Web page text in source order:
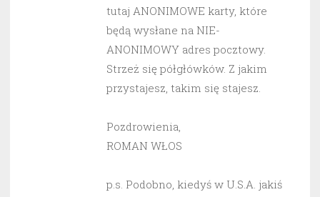
tutaj ANONIMOWE karty, które
będą wysłane na NIE-
ANONIMOWY adres pocztowy.
Strzeż się półgłówków. Z jakim
przystajesz, takim się stajesz.
Pozdrowienia,
ROMAN WŁOS
p.s. Podobno, kiedyś w U.S.A. jakiś